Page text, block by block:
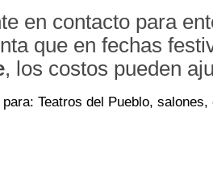
en contacto para
que en fechas
, los costos pueden
Teatros del Pueblo,